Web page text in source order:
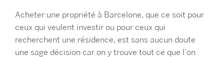
Acheter une propriété à Barcelone, que ce soit pour
ceux qui veulent investir ou pour ceux qui
recherchent une résidence, est sans aucun doute
une sage décision car on y trouve tout ce que l’on